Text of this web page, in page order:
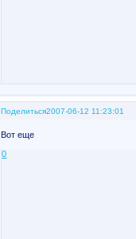
Поделиться2007-06-12 11:23:01
Вот еще
0